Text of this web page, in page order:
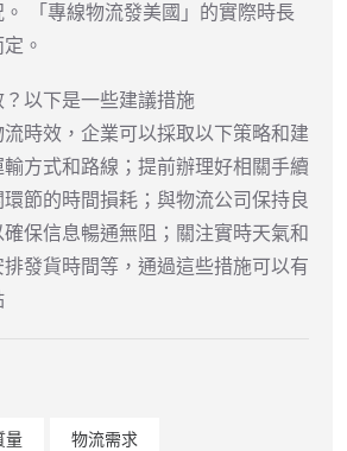
。 「專線物流發美國」的實際時長
。
以下是一些建議措施
時效，企業可以採取以下策略和建
方式和路線；提前辦理好相關手續
節的時間損耗；與物流公司保持良
保信息暢通無阻；關注實時天氣和
發貨時間等，通過這些措施可以有
量 物流需求